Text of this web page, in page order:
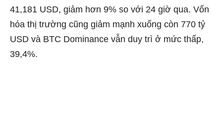
41,181 USD, giảm hơn 9% so với 24 giờ qua. Vốn
hóa thị trường cũng giảm mạnh xuống còn 770 tỷ
USD và BTC Dominance vẫn duy trì ở mức thấp,
39,4%.